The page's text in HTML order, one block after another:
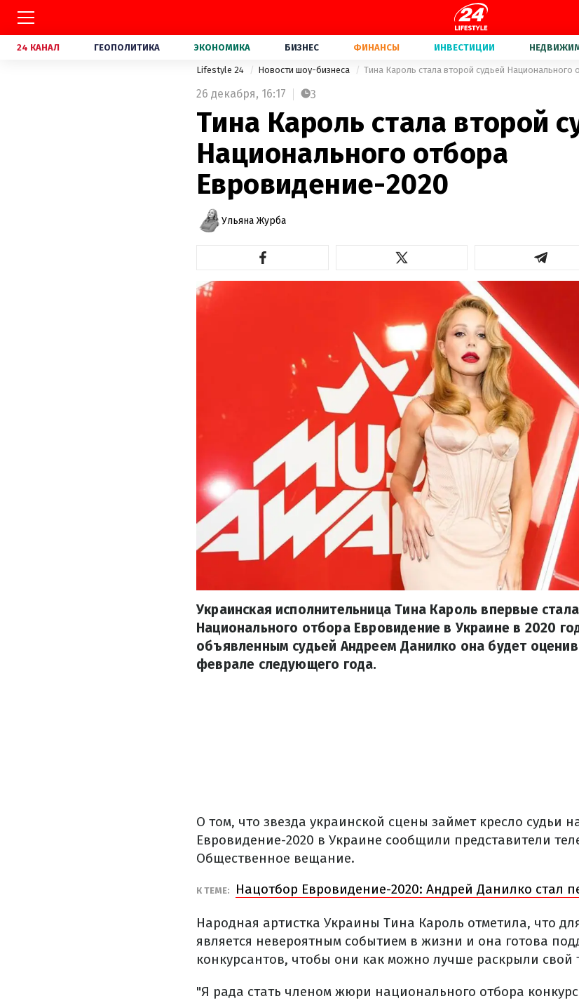
24 КАНАЛ ГЕОПОЛИТИКА ЭКОНОМИКА БИЗНЕС ФИНАНСЫ ИНВЕСТИЦИИ
Lifestyle 24 Новости шоу-бизнеса Тина Кароль стала второй судьей
26 декабря, 16:17 3
Тина Кароль стала второй
Национального отбора
Евровидение-2020
Ульяна Журба
Украинская исполнительница Тина Кароль впервые
Национального отбора Евровидение в Украине в 2020
объявленным судьей Андреем Данилко она будет
феврале следующего года.
О том, что звезда украинской сцены займет кресло судьи
Евровидение-2020 в Украине сообщили представители
Общественное вещание.
К ТЕМЕ: Нацотбор Евровидение-2020: Андрей Данилко стал
Народная артистка Украины Тина Кароль отметила, что
является невероятным событием в жизни и она готова
конкурсантов, чтобы они как можно лучше раскрыли свой
"Я рада стать членом жюри национального отбора